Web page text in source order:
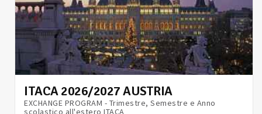
ITACA 2026/2027 AUSTRIA
EXCHANGE PROGRAM - Trimestre, Semestre e Anno
scolastico all'estero ITACA